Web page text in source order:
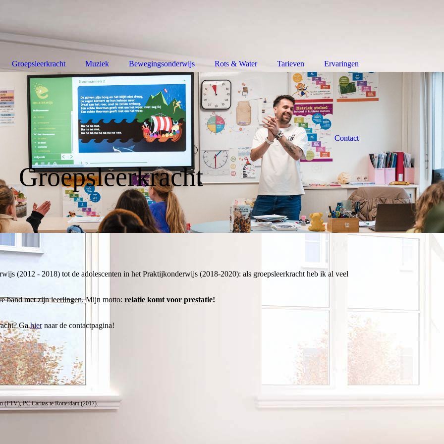
Groepsleerkracht
(2012 - 2018) tot de adolescenten in het Praktijkonderwijs (2018-2020): als groepsleerkracht heb ik al veel
band met zijn leerlingen. Mijn motto: relatie komt voor prestatie!
Gahiernaar de contactpagina!
(PTV), PC Caritas te Rotterdam (2017).
Groepsleerkracht Muziek Bewegingsonderwijs Rots & Water Tarieven Ervaringen
Contact